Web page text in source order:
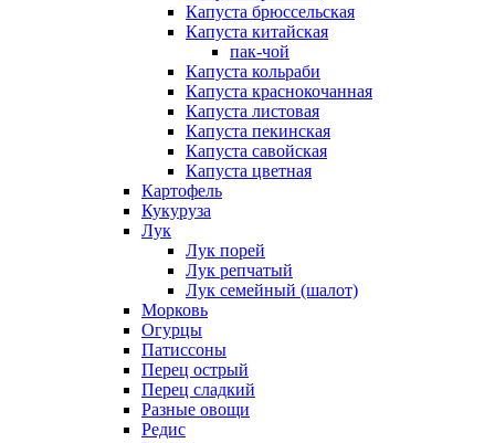
Капуста брюссельская
Капуста китайская
пак-чой
Капуста кольраби
Капуста краснокочанная
Капуста листовая
Капуста пекинская
Капуста савойская
Капуста цветная
Картофель
Кукуруза
Лук
Лук порей
Лук репчатый
Лук семейный (шалот)
Морковь
Огурцы
Патиссоны
Перец острый
Перец сладкий
Разные овощи
Редис